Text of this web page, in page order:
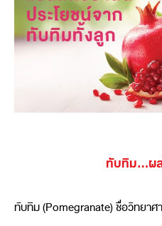
ทับทิม...ผ
ทับทิม (Pomegranate) ชื่อวิทยา